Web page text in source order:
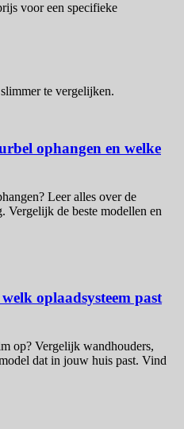
voor een specifieke
te vergelijken.
ophangen en welke
Leer alles over de
Vergelijk de beste modellen en
oplaadsysteem past
op? Vergelijk wandhouders,
dat in jouw huis past. Vind